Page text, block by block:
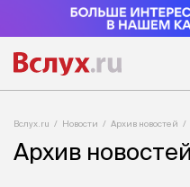
Вслух.ru Новости Архив новостей
Архив новостей